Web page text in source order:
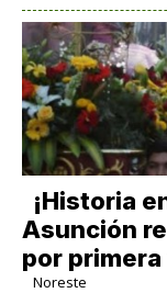
​¡Historia
Asunción
por primera
Noreste